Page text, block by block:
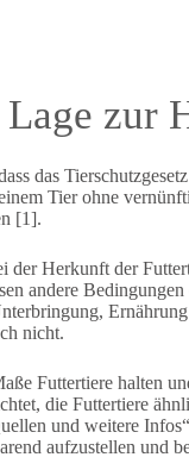
zur
das
Tier ohne
[1].
Herkunft der
andere
nicht.
Futtertiere halten
die Futtertiere
und weitere
aufzustellen und